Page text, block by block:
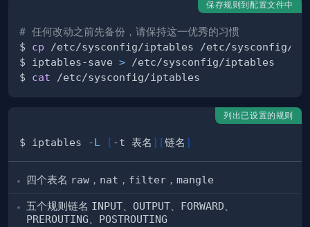
保存规则到配置文件中
# 任何改动之前先备份，请保持这一优秀的习惯
$ cp
$ iptables-save >
$ cat
列出已设置的规则
$ iptables -L [ -t 表名 ] [链名 ]
四个表名 raw ， nat ， filter ， mangle
五个规则链名 INPUT、 OUTPUT、 FORWARD、
PREROUTING、 POSTROUTING